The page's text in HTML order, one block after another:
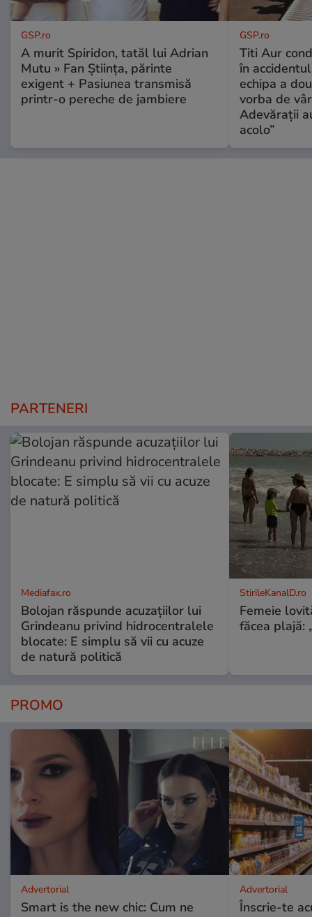
GSP.ro
A murit Spiridon, tatăl lui Adrian
Mutu » Fan Știința, părinte
exigent + Pasiunea transmisă
printr-o pereche de jambiere
GSP.ro
Titi Aur
în
echipa a
vorba de
Adevărații
acolo”
PARTENERI
Mediafax.ro
Bolojan răspunde acuzațiilor lui
Grindeanu privind hidrocentralele
blocate: E simplu să vii cu acuze
de natură politică
StirileKanalD.ro
Femeie
făcea plajă:
PROMO
Advertorial
Smart is the new chic: Cum ne
Advertorial
Înscrie-te